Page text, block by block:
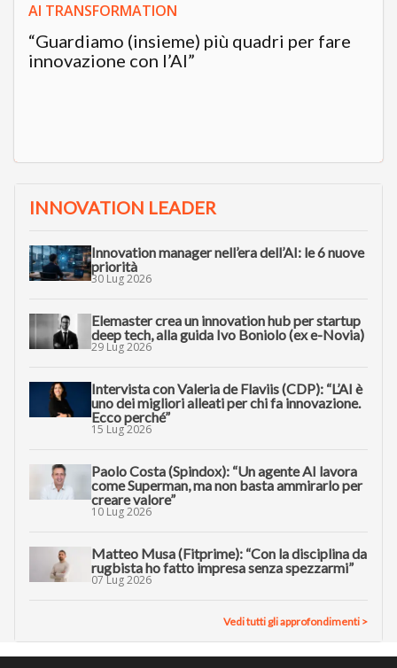
AI TRANSFORMATION
“Guardiamo (insieme) più quadri per fare
innovazione con l’AI”
INNOVATION LEADER
Innovation manager nell’era dell’AI: le 6 nuove
priorità
30 Lug 2026
Elemaster crea un innovation hub per startup
deep tech, alla guida Ivo Boniolo (ex e-Novia)
29 Lug 2026
Intervista con Valeria de Flaviis (CDP): “L’AI è
uno dei migliori alleati per chi fa innovazione.
Ecco perché”
15 Lug 2026
Paolo Costa (Spindox): “Un agente AI lavora
come Superman, ma non basta ammirarlo per
creare valore”
10 Lug 2026
Matteo Musa (Fitprime): “Con la disciplina da
rugbista ho fatto impresa senza spezzarmi”
07 Lug 2026
Vedi tutti gli approfondimenti >